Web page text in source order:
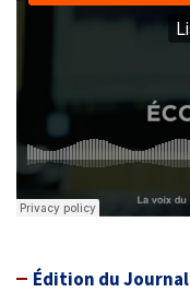
Édition du Journal